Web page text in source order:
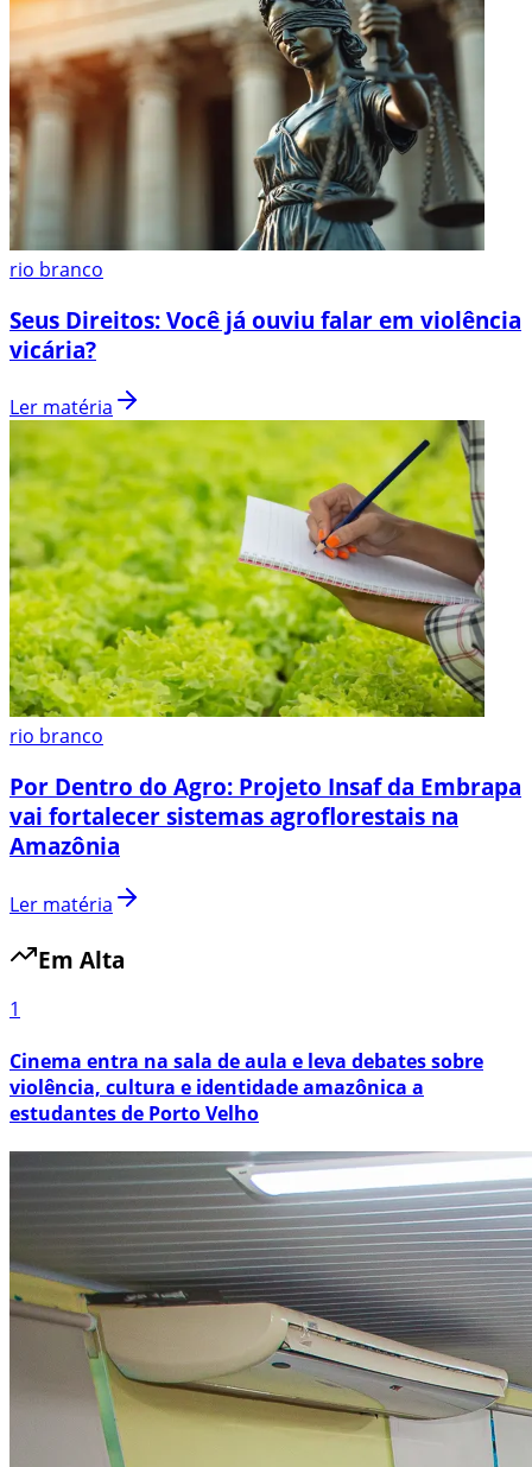
rio branco
Seus Direitos: Você já ouviu falar em violência
vicária?
Ler matéria
rio branco
Por Dentro do Agro: Projeto Insaf da Embrapa
vai fortalecer sistemas agroflorestais na
Amazônia
Ler matéria
Em Alta
1
Cinema entra na sala de aula e leva debates sobre
violência, cultura e identidade amazônica a
estudantes de Porto Velho